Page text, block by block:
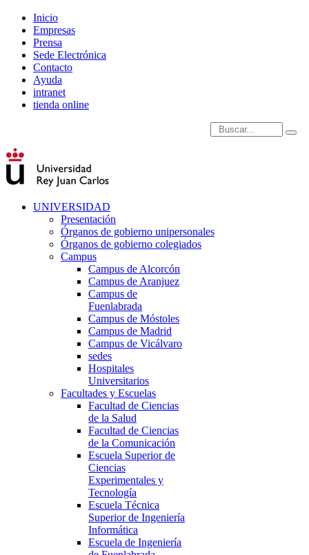
Inicio
Empresas
Prensa
Sede Electrónica
Contacto
Ayuda
intranet
tienda online
Introduce términos de
UNIVERSIDAD
Presentación
Órganos de gobierno unipersonales
Órganos de gobierno colegiados
Campus
Campus de Alcorcón
Campus de Aranjuez
Campus de
Fuenlabrada
Campus de Móstoles
Campus de Madrid
Campus de Vicálvaro
sedes
Hospitales
Universitarios
Facultades y Escuelas
Facultad de Ciencias
de la Salud
Facultad de Ciencias
de la Comunicación
Escuela Superior de
Ciencias
Experimentales y
Tecnología
Escuela Técnica
Superior de Ingeniería
Informática
Escuela de Ingeniería